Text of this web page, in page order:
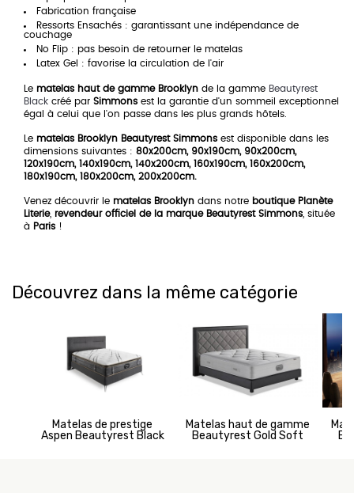
Fabrication française
Ressorts Ensachés : garantissant une indépendance de
couchage
No Flip : pas besoin de retourner le matelas
Latex Gel : favorise la circulation de l'air
Le matelas haut de gamme Brooklyn de la gamme Beautyrest
Black créé par Simmons est la garantie d'un sommeil exceptionnel
égal à celui que l'on passe dans les plus grands hôtels.
Le matelas Brooklyn Beautyrest Simmons est disponible dans les
dimensions suivantes : 80x200cm, 90x190cm, 90x200cm,
120x190cm, 140x190cm, 140x200cm, 160x190cm, 160x200cm,
180x190cm, 180x200cm, 200x200cm.
Venez découvrir le matelas Brooklyn dans notre boutique Planète
Literie, revendeur officiel de la marque Beautyrest Simmons , située
à Paris !
Découvrez dans la même catégorie
Matelas de prestige
Aspen Beautyrest Black
Matelas haut de gamme
Beautyrest Gold Soft